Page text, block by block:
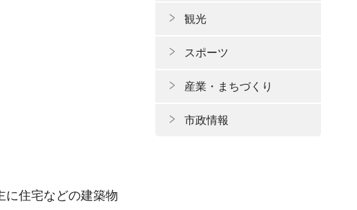
に住宅などの建築物
観光
スポーツ
産業・まちづくり
市政情報